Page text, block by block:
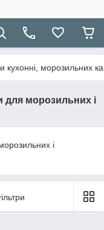
кухонні, морозильних
для морозильних і
і